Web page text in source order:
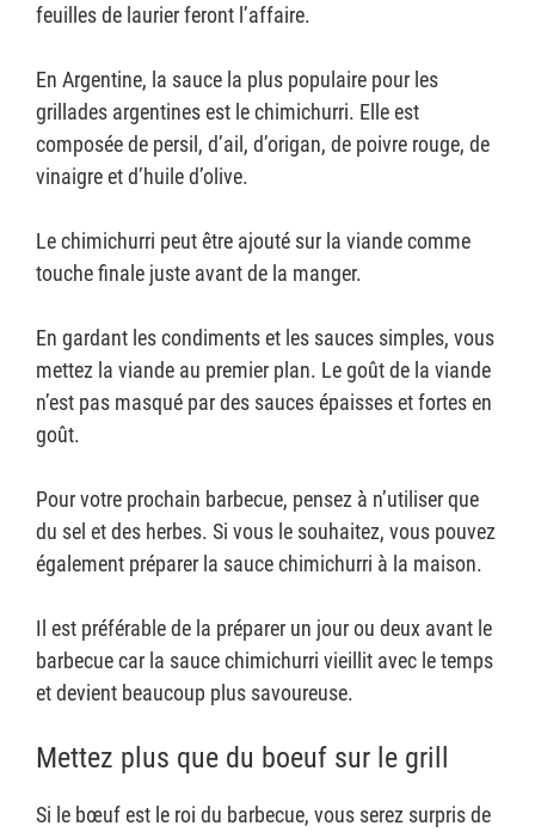
feuilles de laurier feront l’affaire.
En Argentine, la sauce la plus populaire pour les
grillades argentines est le chimichurri. Elle est
composée de persil, d’ail, d’origan, de poivre rouge, de
vinaigre et d’huile d’olive.
Le chimichurri peut être ajouté sur la viande comme
touche finale juste avant de la manger.
En gardant les condiments et les sauces simples, vous
mettez la viande au premier plan. Le goût de la viande
n’est pas masqué par des sauces épaisses et fortes en
goût.
Pour votre prochain barbecue, pensez à n’utiliser que
du sel et des herbes. Si vous le souhaitez, vous pouvez
également préparer la sauce chimichurri à la maison.
Il est préférable de la préparer un jour ou deux avant le
barbecue car la sauce chimichurri vieillit avec le temps
et devient beaucoup plus savoureuse.
Mettez plus que du boeuf sur le grill
Si le bœuf est le roi du barbecue, vous serez surpris de